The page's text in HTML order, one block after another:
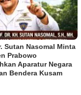
Sutan Nasomal Minta
Prabowo
Aparatur Negara
Bendera Kusam